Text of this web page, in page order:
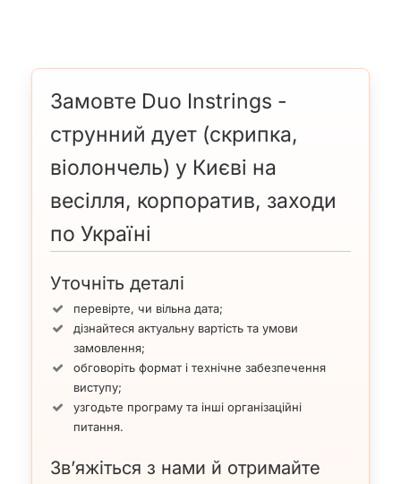
Які особливості, структура та амплуа скрипкового дуету
“Duo Instrings”
Склад : скрипалька Анастасія Мікусевич
віолончелістка
Анна Отчик
, які також працюють
і сольно.
апаратурою, з використанням playback або без
(a cappella).
Репертуар : сучасні танцювальні та лаунжеві
джазові стандарти, поп- і рок-музика.
хореографією, представлені далі на
фоновий музичний супровід заходів.
Образи: яскраві, сучасні та дорогі костюми, у
тому числі світлові (LED), а також класичні (див.
фото
Замовте Duo Instrings -
струнний дует (скрипка,
віолончель) у Києві на
весілля, корпоратив, заходи
по Україні
Уточніть деталі
перевірте, чи вільна дата;
дізнайтеся актуальну вартість та умови
замовлення;
обговоріть формат і технічне забезпечення
виступу;
узгодьте програму та інші організаційні
питання.
Зв’яжіться з нами й отримайте